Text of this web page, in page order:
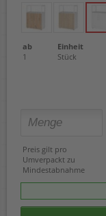
ab Einheit
1
Stück
Preis gilt pro
Umverpackt zu
Mindestabnahme